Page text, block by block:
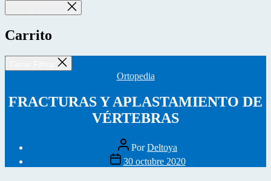
Carrito
Categorías
Ortopedia
FRACTURAS Y APLASTAMIENTO DE
VÉRTEBRAS
Autor
de
la
PorDeltoya
Fecha
de
30 octubre 2020